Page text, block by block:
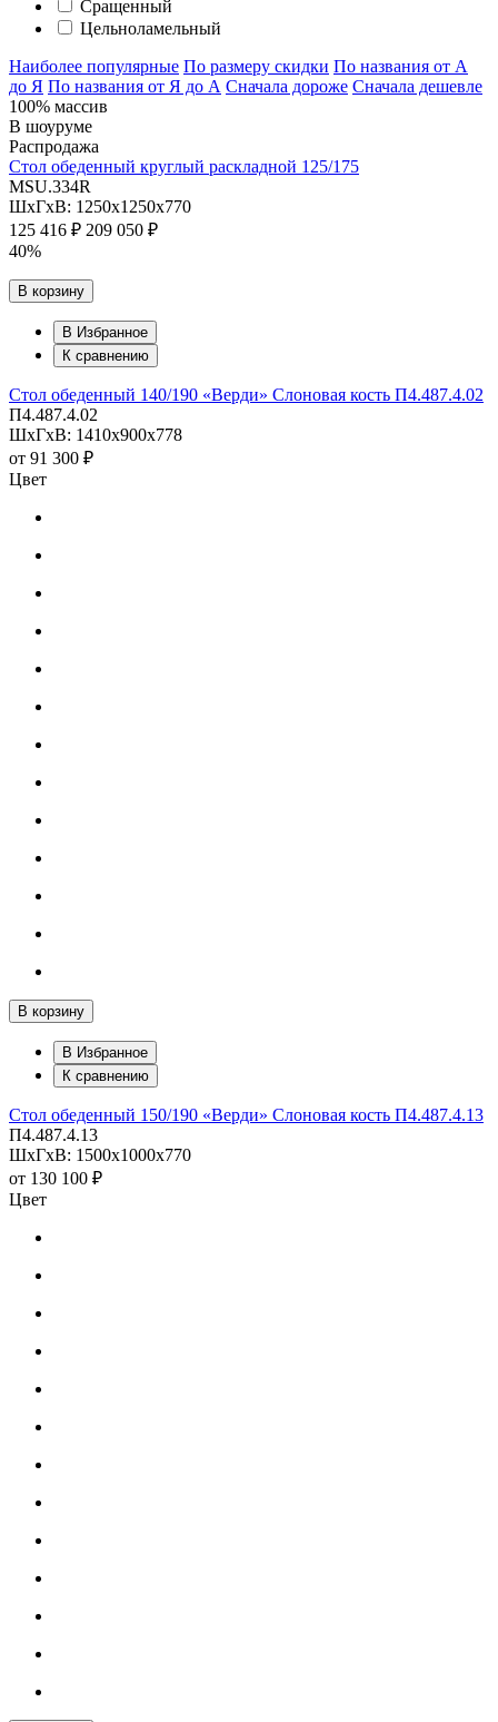
Сращенный
Цельноламельный
Наиболее популярные По размеру скидки По названия от А
до Я По названия от Я до А Сначала дороже Сначала дешевле
100% массив
В шоуруме
Распродажа
Стол обеденный круглый раскладной 125/175
MSU.334R
ШхГхВ: 1250х1250х770
125 416 ₽ 209 050 ₽
40%
В корзину
В Избранное
К сравнению
Стол обеденный 140/190 «Верди» Слоновая кость П4.487.4.02
П4.487.4.02
ШхГхВ: 1410х900х778
от 91 300 ₽
Цвет
В корзину
В Избранное
К сравнению
Стол обеденный 150/190 «Верди» Слоновая кость П4.487.4.13
П4.487.4.13
ШхГхВ: 1500х1000х770
от 130 100 ₽
Цвет